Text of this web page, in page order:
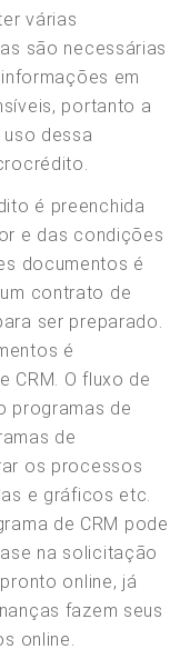
várias
são necessárias
em
portanto a
dessa
é preenchida
e das condições
documentos é
contrato de
ser preparado.
é
CRM. O fluxo de
programas de
de
os processos
e gráficos etc.
de CRM pode
na solicitação
online, já
fazem seus
online.